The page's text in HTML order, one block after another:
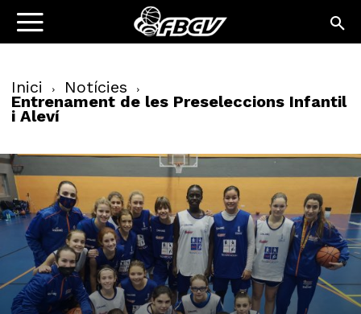
Inici Notícies
Entrenament de les Preseleccions Infantil
i Aleví